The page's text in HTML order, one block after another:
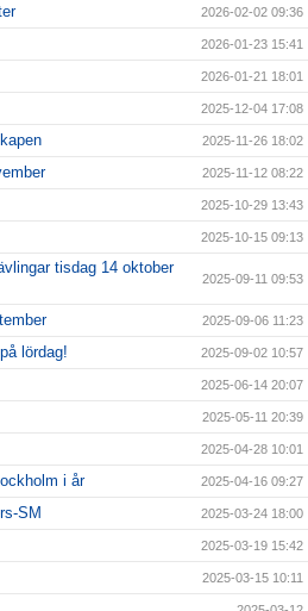
2026-02-02 09:36
2026-01-23 15:41
2026-01-21 18:01
2025-12-04 17:08
2025-11-26 18:02
2025-11-12 08:22
2025-10-29 13:43
2025-10-15 09:13
tisdag 14 oktober
2025-09-11 09:53
2025-09-06 11:23
lördag! 2025-09-02 10:57
2025-06-14 20:07
2025-05-11 20:39
2025-04-28 10:01
i år 2025-04-16 09:27
SM 2025-03-24 18:00
2025-03-19 15:42
2025-03-15 10:11